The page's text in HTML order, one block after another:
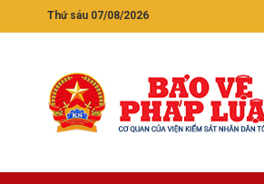
Thứ sáu 07/08/2026